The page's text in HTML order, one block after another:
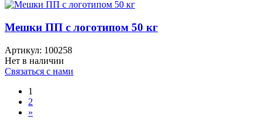
Мешки ПП с логотипом 50 кг
Артикул: 100258
Нет в наличии
Связаться с нами
1
2
»